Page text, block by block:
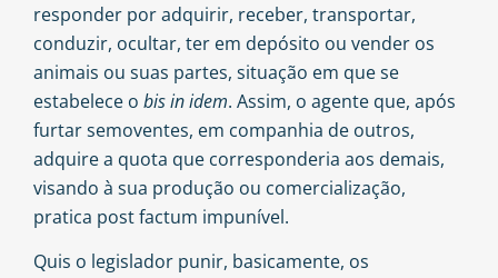
responder por adquirir, receber, transportar,
conduzir, ocultar, ter em depósito ou vender os
animais ou suas partes, situação em que se
estabelece o bis in idem. Assim, o agente que, após
furtar semoventes, em companhia de outros,
adquire a quota que corresponderia aos demais,
visando à sua produção ou comercialização,
pratica post factum impunível.
Quis o legislador punir, basicamente, os